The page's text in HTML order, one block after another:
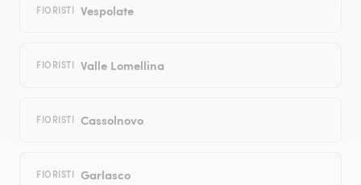
FIORISTI Vespolate
FIORISTI Valle Lomellina
FIORISTI Cassolnovo
FIORISTI Garlasco